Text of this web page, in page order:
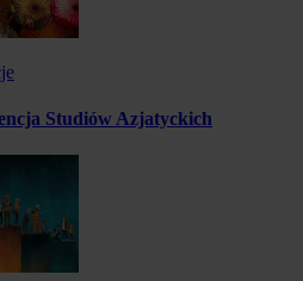
Studiów Azjatyckich